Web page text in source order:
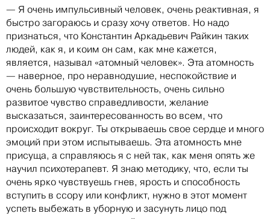
— Я очень импульсивный человек, очень реактивная, я
быстро загораюсь и сразу хочу ответов. Но надо
признаться, что Константин Аркадьевич Райкин таких
людей, как я, и коим он сам, как мне кажется,
является, называл «атомный человек». Эта атомность
— наверное, про неравнодушие, неспокойствие и
очень большую чувствительность, очень сильно
развитое чувство справедливости, желание
высказаться, заинтересованность во всем, что
происходит вокруг. Ты открываешь свое сердце и много
эмоций при этом испытываешь. Эта атомность мне
присуща, а справляюсь я с ней так, как меня опять же
научил психотерапевт. Я знаю методику, что, если ты
очень ярко чувствуешь гнев, ярость и способность
вступить в ссору или конфликт, нужно в этот момент
успеть выбежать в уборную и засунуть лицо под